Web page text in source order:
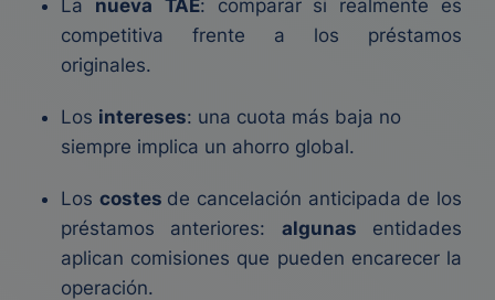
La nueva TAE: comparar si realmente es
competitiva frente a los préstamos
originales.
Los intereses: una cuota más baja no
siempre implica un ahorro global.
Los costes de cancelación anticipada de los
préstamos anteriores: algunas entidades
aplican comisiones que pueden encarecer la
operación.